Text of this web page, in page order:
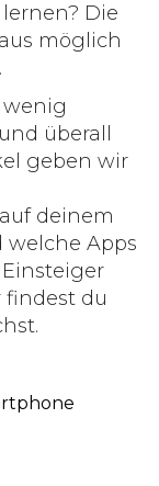
Die
möglich
überall
geben wir
deinem
Apps
findest du